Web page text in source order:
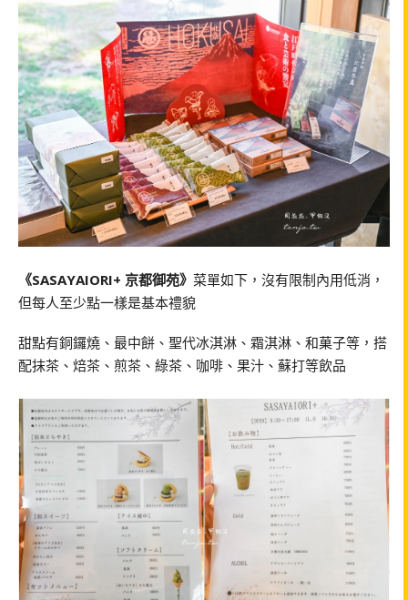
《SASAYAIORI+ 京都御苑》 菜單如下，沒有限制內用低消，
但每人至少點一樣是基本禮貌
甜點有銅鑼燒、最中餅、聖代冰淇淋、霜淇淋、和菓子等，搭
配抹茶、焙茶、煎茶、綠茶、咖啡、果汁、蘇打等飲品